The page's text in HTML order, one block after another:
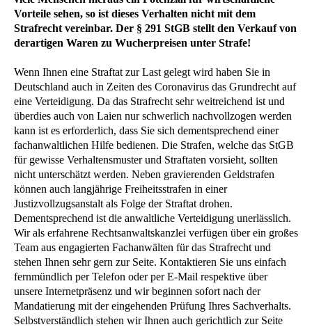
Vorteile sehen, so ist dieses Verhalten nicht mit dem
Strafrecht vereinbar. Der § 291 StGB stellt den Verkauf von
derartigen Waren zu Wucherpreisen unter Strafe!
Wenn Ihnen eine Straftat zur Last gelegt wird haben Sie in
Deutschland auch in Zeiten des Coronavirus das Grundrecht auf
eine Verteidigung. Da das Strafrecht sehr weitreichend ist und
überdies auch von Laien nur schwerlich nachvollzogen werden
kann ist es erforderlich, dass Sie sich dementsprechend einer
fachanwaltlichen Hilfe bedienen. Die Strafen, welche das StGB
für gewisse Verhaltensmuster und Straftaten vorsieht, sollten
nicht unterschätzt werden. Neben gravierenden Geldstrafen
können auch langjährige Freiheitsstrafen in einer
Justizvollzugsanstalt als Folge der Straftat drohen.
Dementsprechend ist die anwaltliche Verteidigung unerlässlich.
Wir als erfahrene Rechtsanwaltskanzlei verfügen über ein großes
Team aus engagierten Fachanwälten für das Strafrecht und
stehen Ihnen sehr gern zur Seite. Kontaktieren Sie uns einfach
fernmündlich per Telefon oder per E-Mail respektive über
unsere Internetpräsenz und wir beginnen sofort nach der
Mandatierung mit der eingehenden Prüfung Ihres Sachverhalts.
Selbstverständlich stehen wir Ihnen auch gerichtlich zur Seite